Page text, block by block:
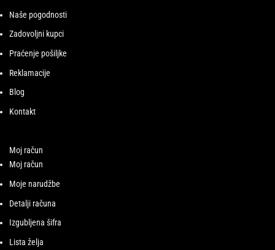
Naše pogodnosti
Zadovoljni kupci
Praćenje pošiljke
Reklamacije
Blog
Kontakt
Moj račun
Moj račun
Moje narudžbe
Detalji računa
Izgubljena šifra
Lista želja